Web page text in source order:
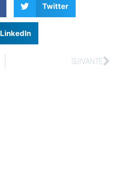
Twitter
LinkedIn
SUIVANTE